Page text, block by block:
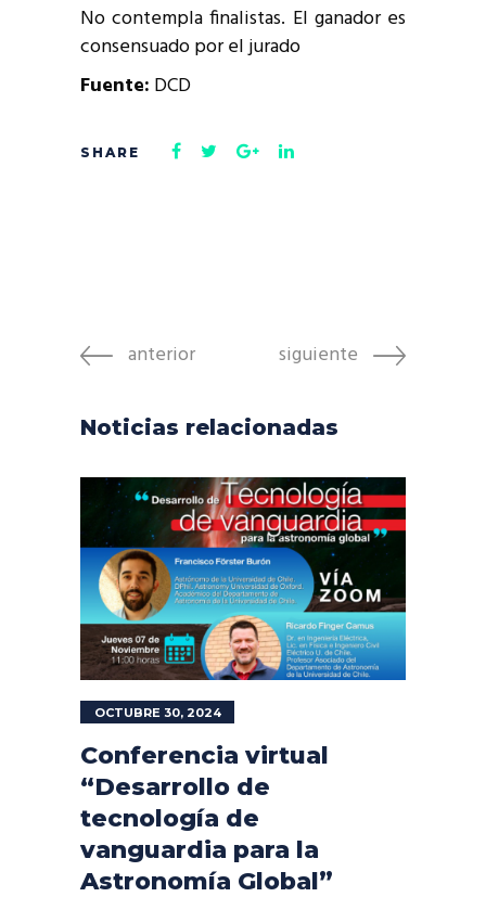
No contempla finalistas. El ganador es
consensuado por el jurado
Fuente: DCD
anterior siguiente
Noticias relacionadas
OCTUBRE 30, 2024
Conferencia virtual
“Desarrollo de
tecnología de
vanguardia para la
Astronomía Global”